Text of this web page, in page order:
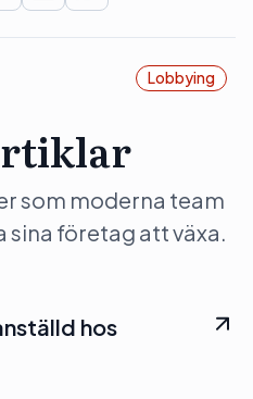
Lobbying
som moderna team
sina företag att växa.
hos